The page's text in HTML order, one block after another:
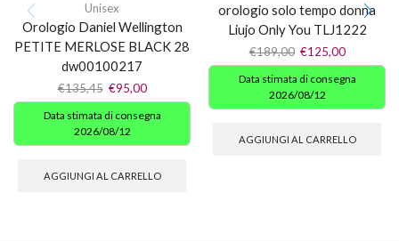
Unisex
Orologio Daniel Wellington
PETITE MERLOSE BLACK 28
dw00100217
€135,45 €95,00
Data stimata di consegna
2026/08/12
AGGIUNGI AL CARRELLO
orologio solo tempo donna
Liujo Only You TLJ1222
€189,00 €125,00
Data stimata di consegna
2026/08/12
AGGIUNGI AL CARRELLO